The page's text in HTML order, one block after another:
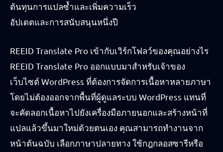
ต้นทุนการแปลซ้ำและเพิ่มความเร็ว
อัปเดตและการสนับสนุนหนึ่งปี
REEID Translate Pro เข้ากับเวิร์กโฟลว์ของคุณอย่างไร
REEID Translate Pro ออกแบบมาสำหรับเจ้าของ
เว็บไซต์ WordPress ที่ต้องการจัดการเนื้อหาหลายภาษา
โดยไม่ต้องออกจากพื้นที่ผู้ดูแลระบบ WordPress แทนที่
จะคัดลอกเนื้อหาไปยังเครื่องมือภายนอกและสร้างหน้าที่
แปลแล้วขึ้นมาใหม่ด้วยตนเอง คุณสามารถทำงานจาก
หน้าต้นฉบับ เลือกภาษาปลายทาง ใช้กฎกลอสซารีหรือ